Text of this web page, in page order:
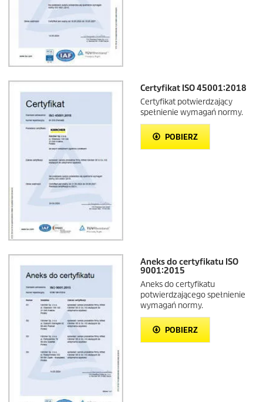
Certyfikat ISO 45001:2018
Certyfikat potwierdzający
spełnienie wymagań normy.
POBIERZ
Aneks do certyfikatu ISO
9001:2015
Aneks do certyfikatu
potwierdzającego spełnienie
wymagań normy.
POBIERZ